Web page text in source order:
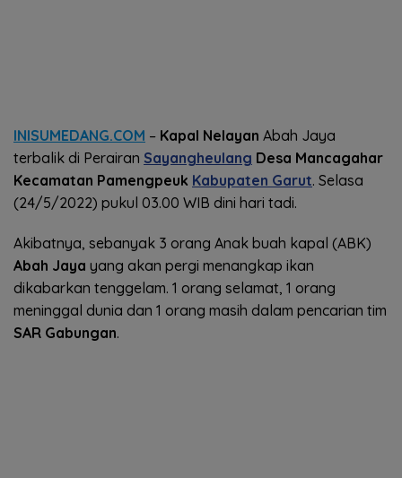
INISUMEDANG.COM – Kapal Nelayan Abah Jaya
terbalik di Perairan Sayangheulang Desa Mancagahar
Kecamatan Pamengpeuk Kabupaten Garut. Selasa
(24/5/2022) pukul 03.00 WIB dini hari tadi.
Akibatnya, sebanyak 3 orang Anak buah kapal (ABK)
Abah Jaya yang akan pergi menangkap ikan
dikabarkan tenggelam. 1 orang selamat, 1 orang
meninggal dunia dan 1 orang masih dalam pencarian tim
SAR Gabungan.